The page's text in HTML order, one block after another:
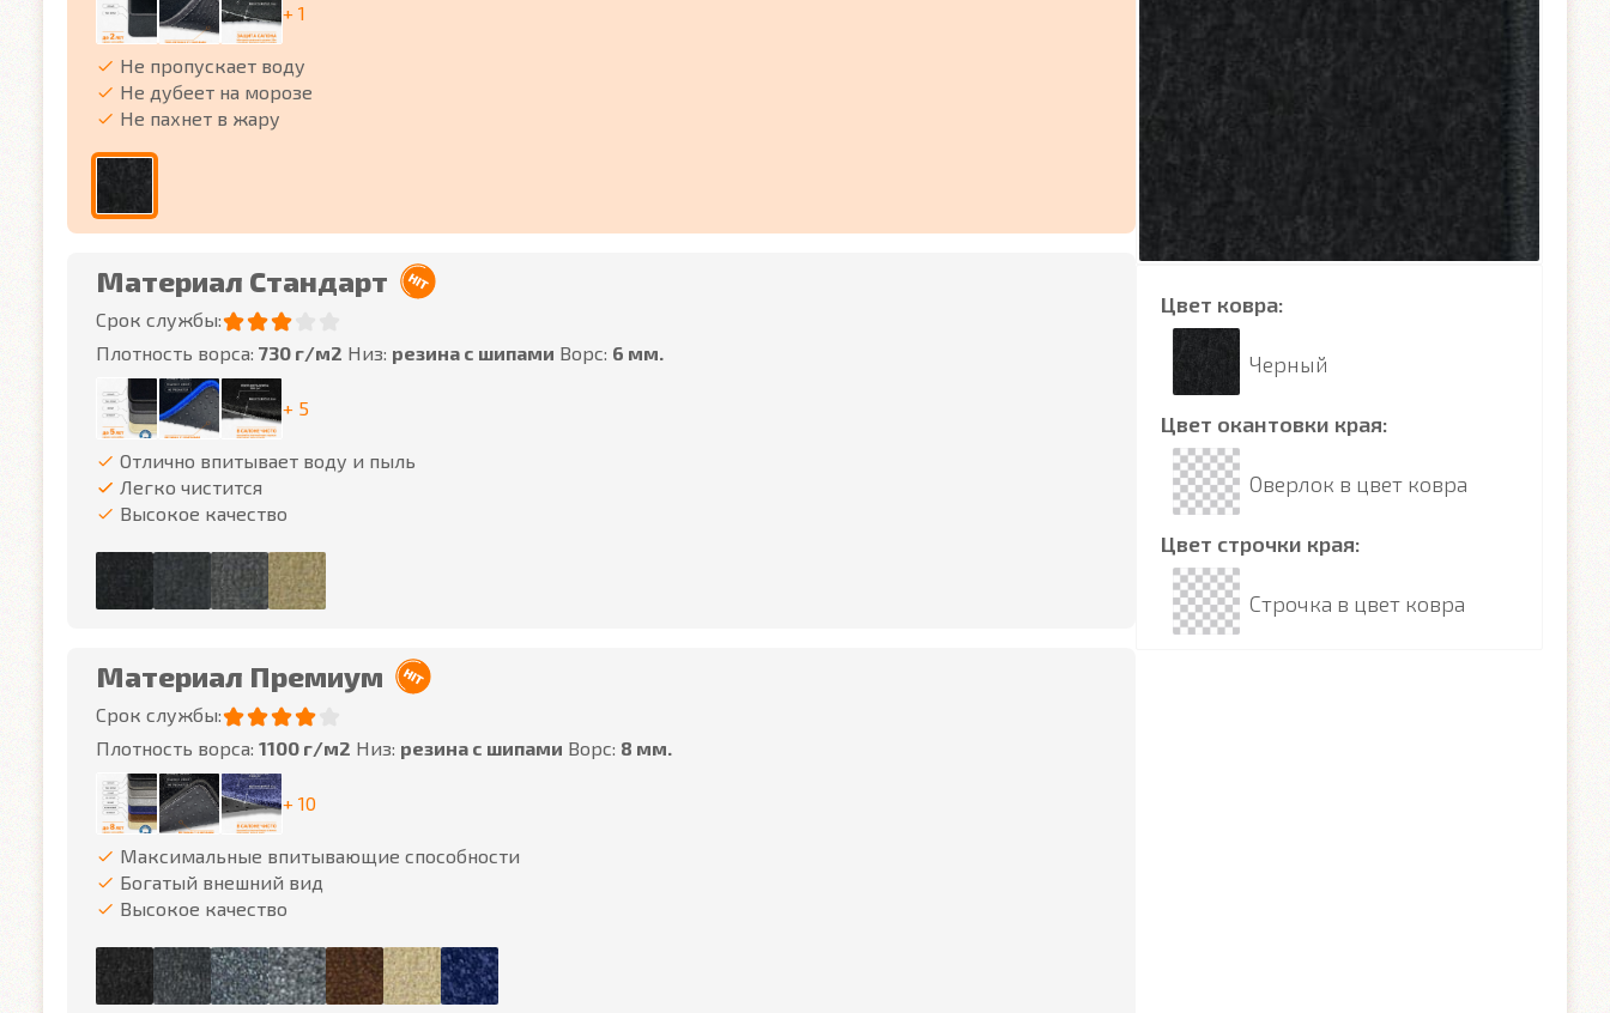
+ 1
Не пропускает воду
Не дубеет на морозе
Не пахнет в жару
Материал Стандарт
Срок службы:
Плотность ворса: 730 г/м2 Низ: резина с шипами Ворс: 6 мм.
+ 5
Отлично впитывает воду и пыль
Легко чистится
Высокое качество
Материал Премиум
Срок службы:
Плотность ворса: 1100 г/м2 Низ: резина с шипами Ворс: 8 мм.
+ 10
Максимальные впитывающие способности
Богатый внешний вид
Высокое качество
Цвет ковра:
Черный
Цвет окантовки края:
Оверлок в цвет ковра
Цвет строчки края:
Строчка в цвет ковра